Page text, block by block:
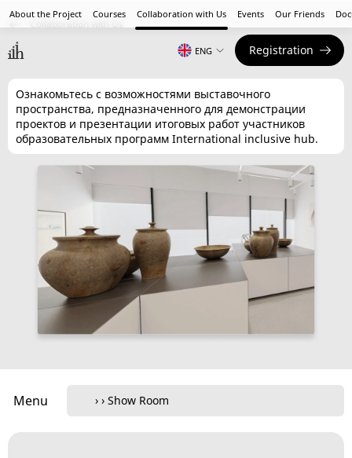
About the Project Courses Collaboration with Us Events Our Friends
ENG Registration
Collaboration with Us
Show Room
Ознакомьтесь с возможностями выставочного
пространства, предназначенного для демонстрации
проектов и презентации итоговых работ участников
образовательных программ International inclusive hub.
Menu